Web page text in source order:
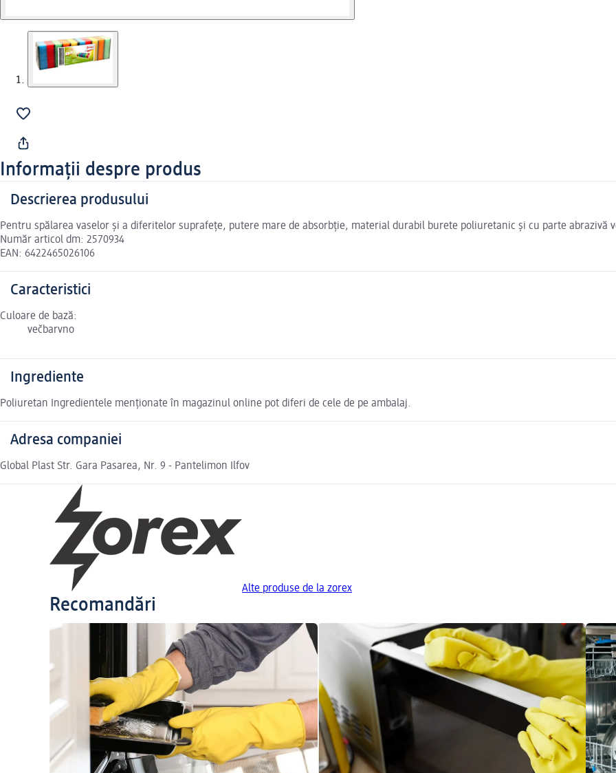
Informații despre produs
Descrierea produsului
Pentru spălarea vaselor și a diferitelor suprafețe, putere mare de absorbție, material durabil burete poliuretanic și cu parte abrazivă
Număr articol dm: 2570934
EAN: 6422465026106
Caracteristici
Culoare de bază:
večbarvno
Ingrediente
Poliuretan Ingredientele menționate în magazinul online pot diferi de cele de pe ambalaj.
Adresa companiei
Global Plast Str. Gara Pasarea, Nr. 9 - Pantelimon Ilfov
Alte produse de la zorex
Recomandări